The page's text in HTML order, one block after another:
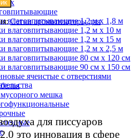
влаговпитывающие 1,2 м х 1,8 м
влаговпитывающие 1,2 м х 10 м
влаговпитывающие 1,2 м х 15 м
влаговпитывающие 1,2 м х 2,5 м
влаговпитывающие 80 см х 120 см
влаговпитывающие 90 см х 150 см
ячеистые с отверстиями
мешка
Сетки ароматизаторы для
для писсуаров
это инновация в сфере